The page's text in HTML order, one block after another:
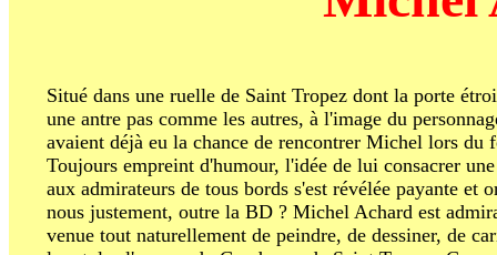
Situé dans une ruelle de Saint Tropez dont la porte
une antre pas comme les autres, à l'image du
avaient déjà eu la chance de rencontrer Michel lors
Toujours empreint d'humour, l'idée de lui consacrer
aux admirateurs de tous bords s'est révélée payante
nous justement, outre la BD ? Michel Achard est
venue tout naturellement de peindre, de dessiner, de